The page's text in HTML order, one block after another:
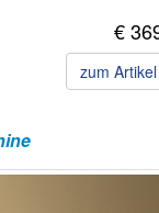
€
zum